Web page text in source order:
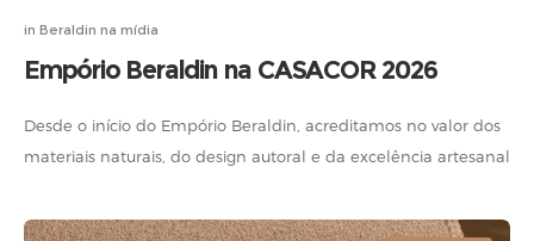
in Beraldin na mídia
Empório Beraldin na CASACOR 2026
Desde o início do Empório Beraldin, acreditamos no valor dos
materiais naturais, do design autoral e da excelência artesanal
Paulo